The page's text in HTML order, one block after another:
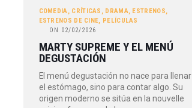
COMEDIA, CRÍTICAS , DRAMA, ESTRENOS,
ESTRENOS DE CINE, PELÍCULAS
ON 02/02/2026
MARTY SUPREME Y EL MENÚ
DEGUSTACIÓN
El menú degustación no nace para llenar
el estómago, sino para contar algo. Su
origen moderno se sitúa en la nouvelle